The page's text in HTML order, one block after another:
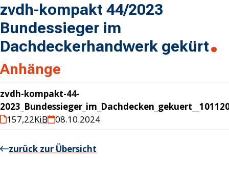
zvdh-kompakt 44/2023
Bundessieger im
Dachdeckerhandwerk gekürt
Anhänge
zvdh-kompakt-44-
157,22KiB 08.10.2024
zurück zur Übersicht